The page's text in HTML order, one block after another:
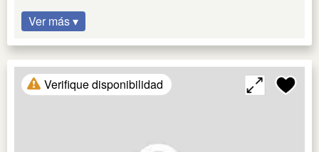
Ver más ▾
Verifique disponibilidad